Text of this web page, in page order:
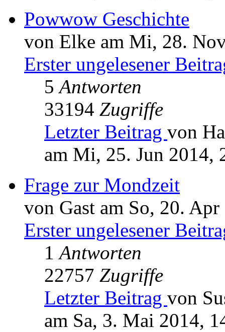
Powwow Geschichte
von Elke am Mi, 28.
Erster ungelesener
5Antworten
33194 Zugriffe
Letzter Beitrag von
am Mi, 25. Jun 2014,
Frage zur Mondzeit
von Gast am So, 20.
Erster ungelesener
1Antworten
22757 Zugriffe
Letzter Beitrag von
am Sa, 3. Mai 2014,